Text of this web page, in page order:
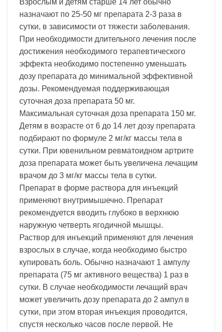
Взрослым и детям старше 14 лет обычно
назначают по 25-50 мг препарата 2-3 раза в
сутки, в зависимости от тяжести заболевания.
При необходимости длительного лечения после
достижения необходимого терапевтического
эффекта необходимо постепенно уменьшать
дозу препарата до минимальной эффективной
дозы. Рекомендуемая поддерживающая
суточная доза препарата 50 мг.
Максимальная суточная доза препарата 150 мг.
Детям в возрасте от 6 до 14 лет дозу препарата
подбирают по формуле 2 мг/кг массы тела в
сутки. При ювенильном ревматоидном артрите
доза препарата может быть увеличена лечащим
врачом до 3 мг/кг массы тела в сутки.
Препарат в форме раствора для инъекций
применяют внутримышечно. Препарат
рекомендуется вводить глубоко в верхнюю
наружную четверть ягодичной мышцы.
Раствор для инъекций применяют для лечения
взрослых в случае, когда необходимо быстро
купировать боль. Обычно назначают 1 ампулу
препарата (75 мг активного вещества) 1 раз в
сутки. В случае необходимости лечащий врач
может увеличить дозу препарата до 2 ампул в
сутки, при этом вторая инъекция проводится,
спустя несколько часов после первой. Не